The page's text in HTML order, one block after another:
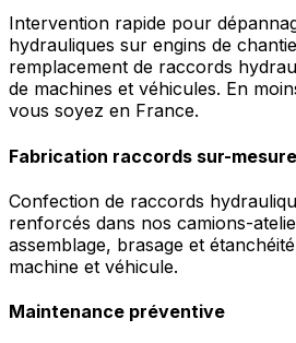
Intervention rapide pour
hydrauliques sur engins de
remplacement de raccords
de machines et véhicules. En
vous soyez en France.
Fabrication raccords sur-mesure
Confection de raccords
renforcés dans nos camions-
assemblage, brasage et
machine et véhicule.
Maintenance préventive